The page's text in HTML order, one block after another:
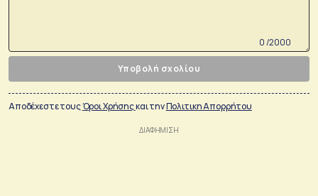
0 /2000
Υποβολή σχολίου
Αποδέχεστε τουςΌροι Χρήσηςκαι τηνΠολιτικη Απορρήτου